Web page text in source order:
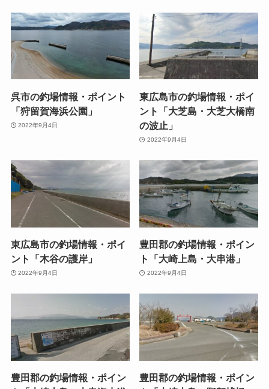
呉市の釣場情報・ポイント
「狩留賀海浜公園」
2022年9月4日
東広島市の釣場情報・ポイ
ント「大芝島・大芝大橋南
の波止」
2022年9月4日
東広島市の釣場情報・ポイ
ント「木谷の護岸」
2022年9月4日
豊田郡の釣場情報・ポイン
ト「大崎上島・大串港」
2022年9月4日
豊田郡の釣場情報・ポイン
豊田郡の釣場情報・ポイン